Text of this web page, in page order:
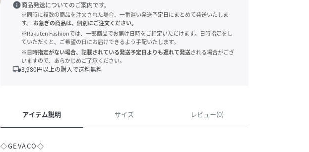
info商品発送についてのご案内です。
※同時に複数の商品を注文された場合、一番遅い発送予定日にまとめて発送いたしま
す。
お急ぎの商品は、個別にご注文ください。
※Rakuten Fashionでは、一部商品でお届け日時をご指定いただけます。日時指定をし
ていただくと、ご希望の日にお届けできるよう手配いたします。
※日時指定がない場合、記載されている発送予定日よりも遅れて発送される場合がござ
いますので、あらかじめご了承ください。
local_shipping3,980円以上の購入で送料無料
アイテム説明 サイズ レビュー(0)
◇GEVACO◇